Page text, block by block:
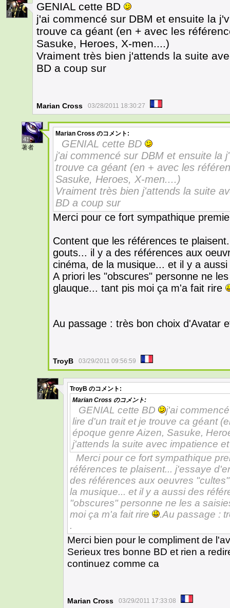
7
GENIAL cette BD
j'ai commencé sur DBM et ensuite la
trouve ca géant (en + avec les
Sasuke, Heroes, X-men....)
Vraiment très bien j'attends la suite
BD a coup sur
Marian Cross 03/28/2011 18:30:27
41
著者
Marian Cross のコメント:
GENIAL cette BD
j'ai commencé sur DBM et ensuite la
trouve ca géant (en + avec les
Sasuke, Heroes, X-men....)
Vraiment très bien j'attends la suite
BD a coup sur
Merci pour ce fort sympathique
Content que les références te
gouts... il y a des références aux
cinéma, de la musique... et il y a
A priori les "obscures" personne ne
glauque... tant pis moi ça m'a fait rire
Au passage : très bon choix d'Avatar
TroyB 03/29/2011 09:56:59
7
TroyB のコメント:
Marian Cross のコメント:
GENIAL cette BD
j'ai
lire d'un trait et je trouve ca géant
époque genre Aizen, Sasuke,
j'attends la suite avec impatience
Merci pour ce fort sympathique
références te plaisent... j'essaye
des références aux oeuvres
la musique... et il y a aussi des
"obscures" personne ne les a
moi ça m'a fait rire
.Au passage :
.
Merci bien pour le compliment de
Serieux tres bonne BD et rien a
continuez comme ca
Marian Cross 03/29/2011 17:33:08